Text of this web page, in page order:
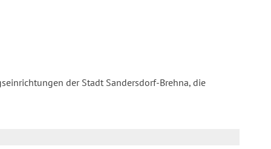
der Stadt Sandersdorf-Brehna, die